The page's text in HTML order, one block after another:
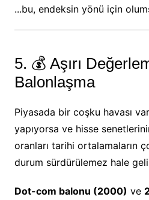
...bu, endeksin yönü için
5. 💰 Aşırı
Balonlaşma
Piyasada bir coşku havası
yapıyorsa ve hisse
oranları tarihi ortalamaların
durum sürdürülemez hale
Dot-com balonu (2000) ve